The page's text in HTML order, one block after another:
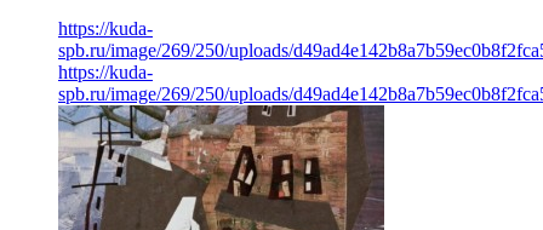
https://kuda-
spb.ru/image/269/250/uploads/
https://kuda-
spb.ru/image/269/250/uploads/